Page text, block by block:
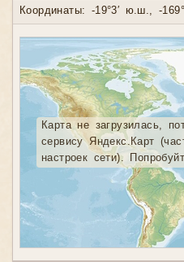
Координаты: -19°3′ ю.ш., -
Карта не загрузилась,
сервису Яндекс.Карт
настроек сети).